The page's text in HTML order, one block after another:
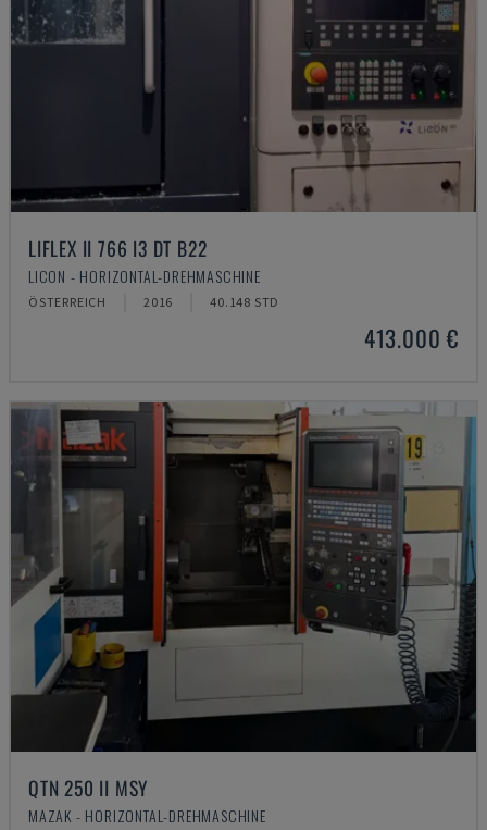
LIFLEX II 766 I3 DT B22
LICON - HORIZONTAL-DREHMASCHINE
ÖSTERREICH 2016 40.148 STD
413.000 €
QTN 250 II MSY
MAZAK - HORIZONTAL-DREHMASCHINE